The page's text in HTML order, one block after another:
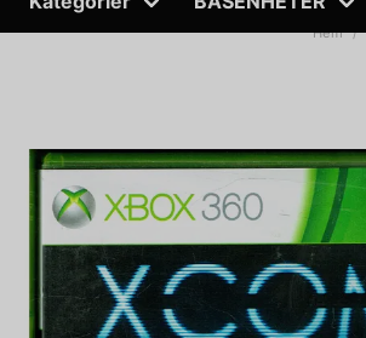
Hem